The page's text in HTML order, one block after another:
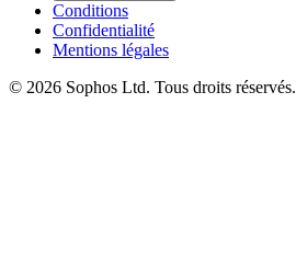
Conditions
Confidentialité
Mentions légales
© 2026 Sophos Ltd. Tous droits réservés.